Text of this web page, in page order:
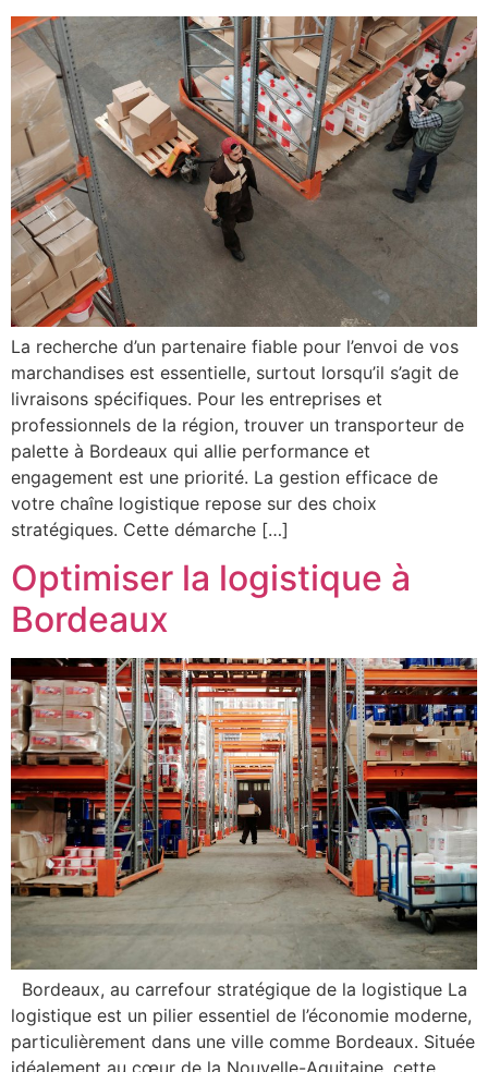
La recherche d’un partenaire fiable pour l’envoi de vos
marchandises est essentielle, surtout lorsqu’il s’agit de
livraisons spécifiques. Pour les entreprises et
professionnels de la région, trouver un transporteur de
palette à Bordeaux qui allie performance et
engagement est une priorité. La gestion efficace de
votre chaîne logistique repose sur des choix
stratégiques. Cette démarche […]
Optimiser la logistique à
Bordeaux
Bordeaux, au carrefour stratégique de la logistique La
logistique est un pilier essentiel de l’économie moderne,
particulièrement dans une ville comme Bordeaux. Située
idéalement au cœur de la Nouvelle-Aquitaine, cette